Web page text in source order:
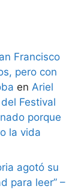
Francisco
pero con
en Ariel
Festival
porque
la vida
agotó su
para leer” –